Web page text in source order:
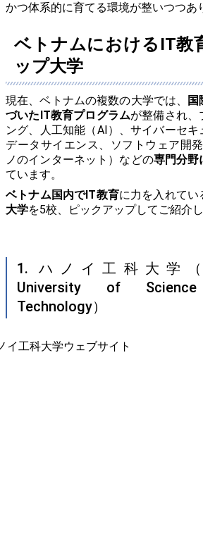
かつ体系的に育てる環境が整いつつあ
ベトナムにおけるIT教
ップ大学
現在、ベトナムの複数の大学では、
国
づいたIT教育プログラムが整備され、
ング、人工知能（AI）、サイバーセキ
データサイエンス、ソフトウェア開
ノのインターネット）などの専門分野
ています。
ベトナム国内でIT教育に力を入れてい
大学を5校、ピックアップしてご紹介し
1. ハノイ工科大学（
University of
Technology）